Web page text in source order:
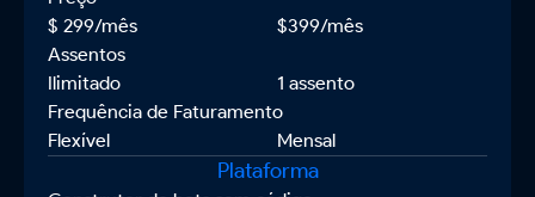
$ 299/mês
$399/mês
Assentos
Ilimitado
1 assento
Frequência de Faturamento
Flexível
Mensal
Plataforma